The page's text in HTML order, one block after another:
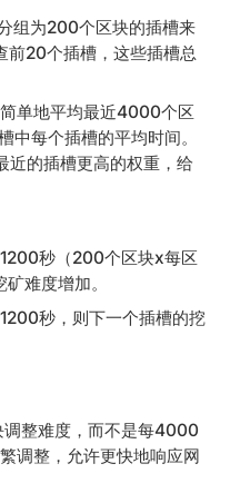
组为200个区块的插槽来
20个插槽，这些插槽总
单地平均最近4000个区
每个插槽的平均时间。
近的插槽更高的权重，给
秒（200个区块x每区
难度增加。
秒，则下一个插槽的挖
整难度，而不是每4000
调整，允许更快地响应网